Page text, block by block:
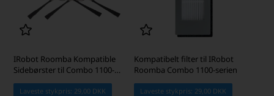
IRobot Roomba Kompatible
Sidebørster til Combo 1100-
serien, 2 stk.
Laveste stykpris: 29,00 DKK
Kompatibelt filter til IRobot
Roomba Combo 1100-serien
Laveste stykpris: 29,00 DKK